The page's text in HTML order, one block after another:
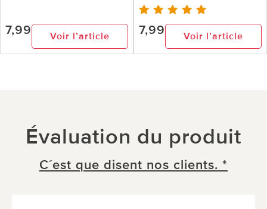
7,99 Voir l’article 7,99 Voir l’article
Évaluation du produit
C´est que disent nos clients. *